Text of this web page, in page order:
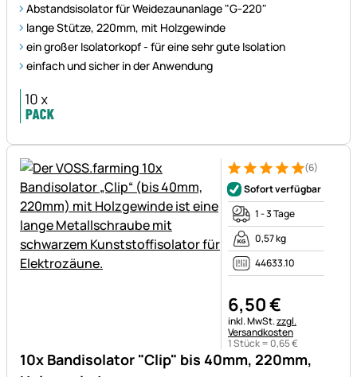
Abstandsisolator für Weidezaunanlage "G-220"
lange Stütze, 220mm, mit Holzgewinde
ein großer Isolatorkopf - für eine sehr gute Isolation
einfach und sicher in der Anwendung
10x Bandisolator "Clip" bis 40mm, 220mm,
Bewertung: 5 von 5 (6
6 Bewertungen
(6)
Sofort verfügbar
1 - 3 Tage
0,57 kg
44633.10
6,50€
Steuerhinweis:
inkl. MwSt.zzgl.
Versandkosten
1 Stück = 0,65€